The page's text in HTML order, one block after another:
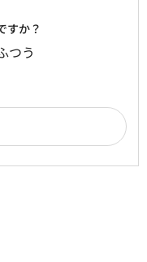
すか？
つう